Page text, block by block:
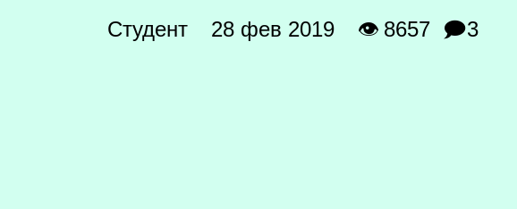
Студент 28 фев 2019 👁 8657 🗩3